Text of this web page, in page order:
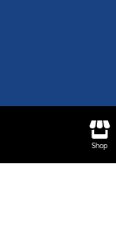
Shop